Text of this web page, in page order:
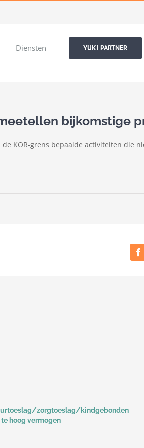
Diensten YUKI PARTNER
bijkomstige
KOR-grens bepaalde activiteiten
zorgtoeslag/kindgebonden
hoog vermogen